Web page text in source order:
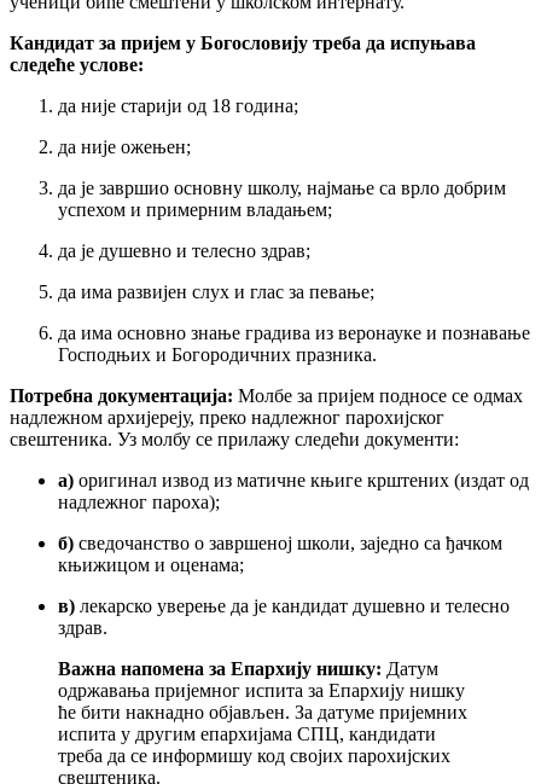
Кандидат за пријем у Богословију треба да испуњава
следеће услове:
да није старији од 18 година;
да није ожењен;
да је завршио основну школу, најмање са врло добрим
успехом и примерним владањем;
да је душевно и телесно здрав;
да има развијен слух и глас за певање;
да има основно знање градива из веронауке и познавање
Господњих и Богородичних празника.
Потребна документација: Молбе за пријем подносе се одмах
надлежном архијереју, преко надлежног парохијског
свештеника. Уз молбу се прилажу следећи документи:
а) оригинал извод из матичне књиге крштених (издат од
надлежног пароха);
б) сведочанство о завршеној школи, заједно са ђачком
књижицом и оценама;
в) лекарско уверење да је кандидат душевно и телесно
здрав.
Важна напомена за Епархију нишку: Датум
одржавања пријемног испита за Епархију нишку
ће бити накнадно објављен. За датуме пријемних
испита у другим епархијама СПЦ, кандидати
треба да се информишу код својих парохијских
свештеника.